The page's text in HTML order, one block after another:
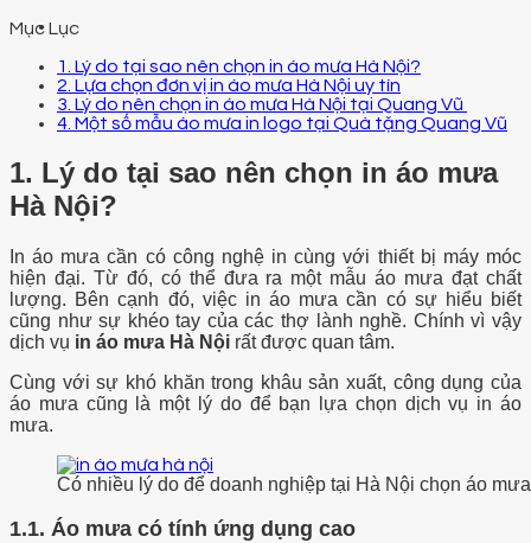
Mục Lục
1. Lý do tại sao nên chọn in áo mưa Hà Nội?
2. Lựa chọn đơn vị in áo mưa Hà Nội uy tín
3. Lý do nên chọn in áo mưa Hà Nội tại Quang Vũ
4. Một số mẫu áo mưa in logo tại Quà tặng Quang Vũ
1. Lý do tại sao nên chọn in áo mưa
Hà Nội?
In áo mưa cần có công nghệ in cùng với thiết bị máy móc
hiện đại. Từ đó, có thể đưa ra một mẫu áo mưa đạt chất
lượng. Bên cạnh đó, việc in áo mưa cần có sự hiểu biết
cũng như sự khéo tay của các thợ lành nghề. Chính vì vậy
dịch vụ in áo mưa Hà Nội rất được quan tâm.
Cùng với sự khó khăn trong khâu sản xuất, công dụng của
áo mưa cũng là một lý do để bạn lựa chọn dịch vụ in áo
mưa.
Có nhiều lý do để doanh nghiệp tại Hà Nội chọn áo
1.1. Áo mưa có tính ứng dụng cao